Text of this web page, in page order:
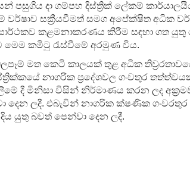
පසුගිය දා ගම්පහ දිස්ත්‍රික් ලේකම්
වර්ෂාව සක්‍රීයවීමත් සමග අපේක්ෂිත අධික
කළමනාකරණය කිරීම සඳහා ගත යුතු
කමිටු රැස්වීමේ අරමුණ විය.
මත කෙටි කාලයක් තුළ අධික
නාගරික ප්‍රදේශවල ගංවතුර
දී මිනිසා විසින් නිර්මාණය කරන ලද
දෙන ලදී. එබැවින් නාගරික ක්ෂණික
යුතු බවත් පෙන්වා දෙන ලදී.